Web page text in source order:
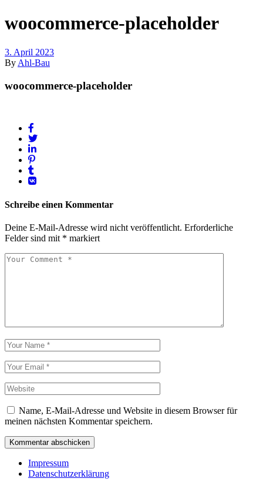
woocommerce-placeholder
3. April 2023
By Ahl-Bau
woocommerce-placeholder
Schreibe einen Kommentar
Deine E-Mail-Adresse wird nicht veröffentlicht. Erforderliche
Felder sind mit * markiert
Name, E-Mail-Adresse und Website in diesem Browser für
meinen nächsten Kommentar speichern.
Kommentar abschicken
Impressum
Datenschutzerklärung